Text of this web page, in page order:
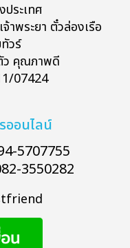
ระเทศ
าพระยา ตั๋วล่องเรือ
วร์
ว คุณภาพดี
07424
ออนไลน์
5707755
3550282